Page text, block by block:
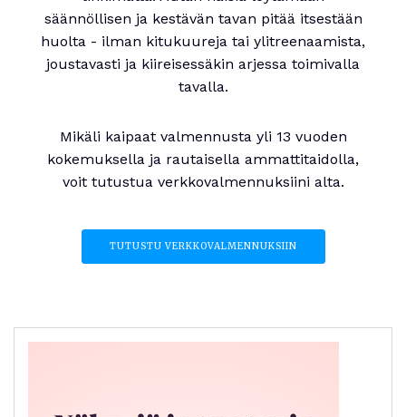
säännöllisen ja kestävän tavan pitää itsestään
huolta - ilman kitukuureja tai ylitreenaamista,
joustavasti ja kiireisessäkin arjessa toimivalla
tavalla.
Mikäli kaipaat valmennusta yli 13 vuoden
kokemuksella ja rautaisella ammattitaidolla,
voit tutustua verkkovalmennuksiini alta.
TUTUSTU VERKKOVALMENNUKSIIN